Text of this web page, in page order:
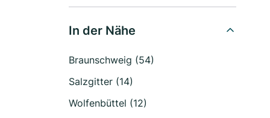
In der Nähe
Braunschweig (54)
Salzgitter (14)
Wolfenbüttel (12)